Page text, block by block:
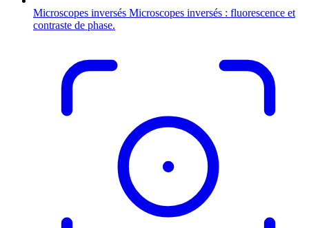
Microscopes inversés Microscopes inversés : fluorescence et
contraste de phase.